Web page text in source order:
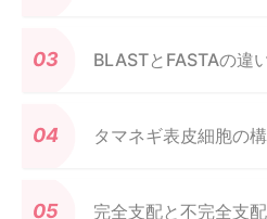
BLASTとFASTAの違
タマネギ表皮細胞の
完全支配と不完全支